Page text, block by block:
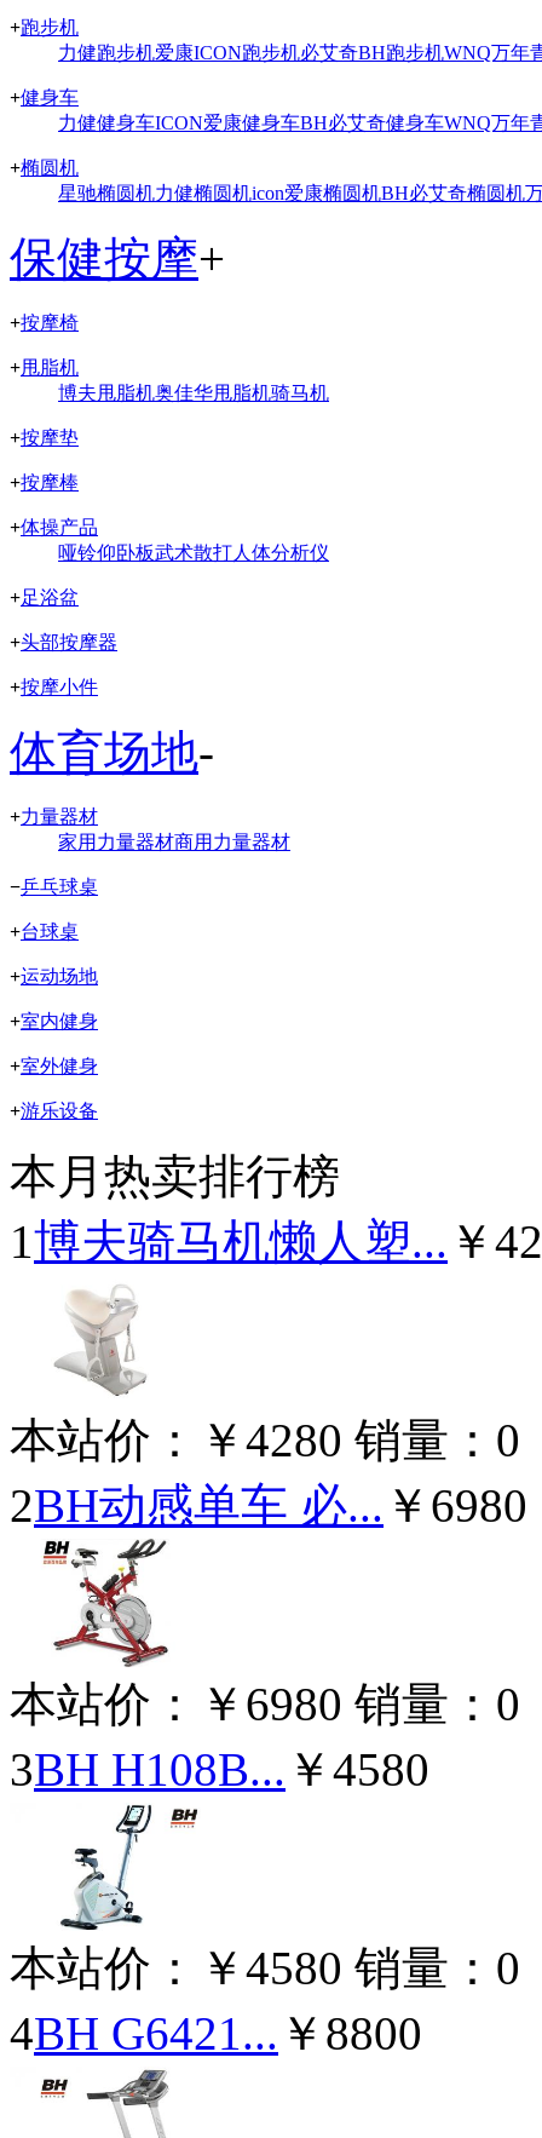
+跑步机
力健跑步机爱康ICON跑步机必艾奇BH跑步机WNQ万年
+健身车
力健健身车ICON爱康健身车BH必艾奇健身车WNQ万年
+椭圆机
星驰椭圆机力健椭圆机icon爱康椭圆机BH必艾奇椭圆机
保健按摩+
+按摩椅
+甩脂机
博夫甩脂机奥佳华甩脂机骑马机
+按摩垫
+按摩棒
+体操产品
哑铃仰卧板武术散打人体分析仪
+足浴盆
+头部按摩器
+按摩小件
体育场地-
+力量器材
家用力量器材商用力量器材
−乒乓球桌
+台球桌
+运动场地
+室内健身
+室外健身
+游乐设备
本月热卖排行榜
1博夫骑马机懒人塑... ￥
本站价： ￥4280 销量： 0
2BH动感单车 必... ￥6980
本站价： ￥6980 销量： 0
3BH H108B... ￥4580
本站价： ￥4580 销量： 0
4BH G6421... ￥8800